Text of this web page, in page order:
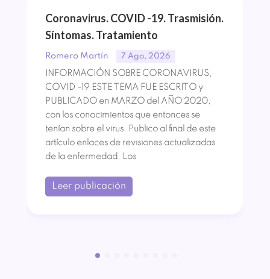
Coronavirus. COVID -19. Trasmisión.
Síntomas. Tratamiento
Romero Martín 7 Ago, 2026
INFORMACIÓN SOBRE CORONAVIRUS,
COVID -19 ESTE TEMA FUE ESCRITO y
PUBLICADO en MARZO del AÑO 2020,
con los conocimientos que entonces se
tenían sobre el virus. Publico al final de este
artículo enlaces de revisiones actualizadas
de la enfermedad. Los
Leer publicación